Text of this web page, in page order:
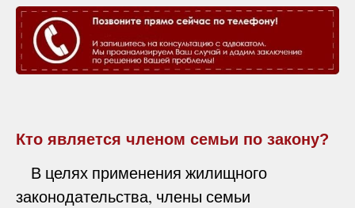
Кто является членом семьи по закону?
В целях применения жилищного
законодательства, члены семьи